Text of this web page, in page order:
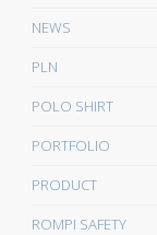
NEWS
PLN
POLO SHIRT
PORTFOLIO
PRODUCT
ROMPI SAFETY